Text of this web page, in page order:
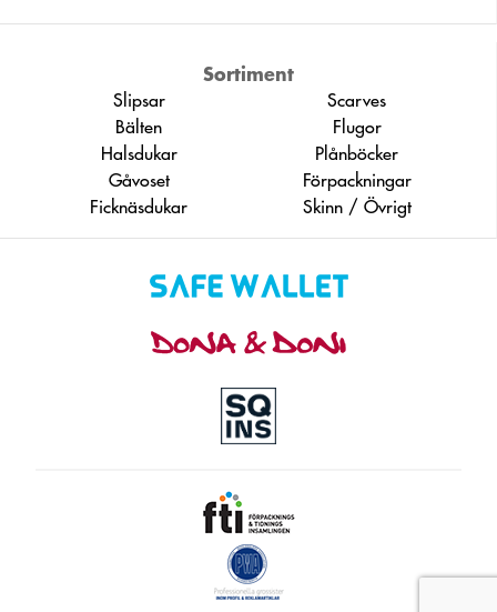
Sortiment
Slipsar
Scarves
Bälten
Flugor
Halsdukar
Plånböcker
Gåvoset
Förpackningar
Ficknäsdukar
Skinn / Övrigt